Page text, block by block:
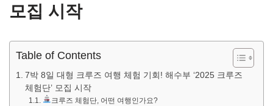
모집 시작
Table of Contents
7박 8일 대형 크루즈 여행 체험 기회! 해수부 ‘2025 크루즈
체험단’ 모집 시작
크루즈 체험단, 어떤 여행인가요?